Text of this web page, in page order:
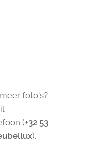
foto's?
(+32 53
).